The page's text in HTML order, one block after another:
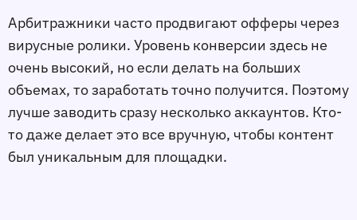
Арбитражники часто продвигают офферы через
вирусные ролики. Уровень конверсии здесь не
очень высокий, но если делать на больших
объемах, то заработать точно получится. Поэтому
лучше заводить сразу несколько аккаунтов. Кто-
то даже делает это все вручную, чтобы контент
был уникальным для площадки.